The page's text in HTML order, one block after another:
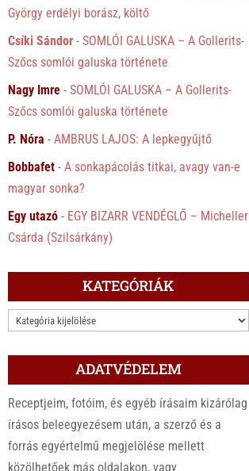
György erdélyi borász, költő
Csíki Sándor -SOMLÓI GALUSKA – A Gollerits-
Szőcs somlói galuska története
Nagy Imre -SOMLÓI GALUSKA – A Gollerits-
Szőcs somlói galuska története
P. Nóra -AMBRUS LAJOS: A lepkegyűjtő
Bobbafet -A sonkapácolás titkai, avagy van-e
magyar sonka?
Egy utazó - EGY BIZARR VENDÉGLŐ – Micheller
Csárda (Szilsárkány)
KATEGÓRIÁK
KATEGÓRIÁK
ADATVÉDELEM
Receptjeim, fotóim, és egyéb írásaim kizárólag
írásos beleegyezésem után, a szerző és a
forrás egyértelmű megjelölése mellett
közölhetőek más oldalakon, vagy